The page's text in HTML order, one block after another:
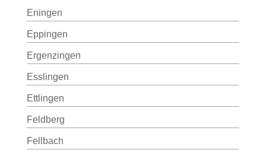
Eningen
Eppingen
Ergenzingen
Esslingen
Ettlingen
Feldberg
Fellbach